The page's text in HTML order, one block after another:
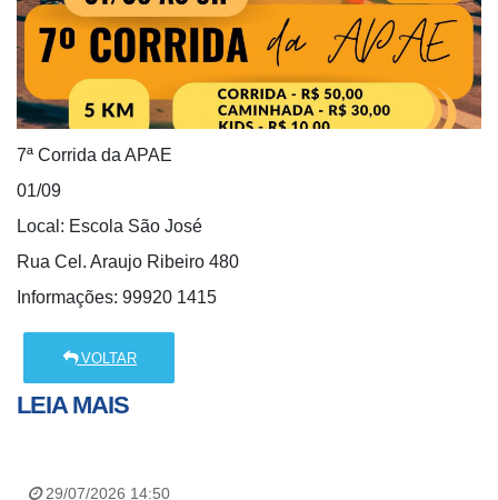
7ª Corrida da APAE
01/09
Local: Escola São José
Rua Cel. Araujo Ribeiro 480
Informações: 99920 1415
VOLTAR
LEIA MAIS
29/07/2026 14:50